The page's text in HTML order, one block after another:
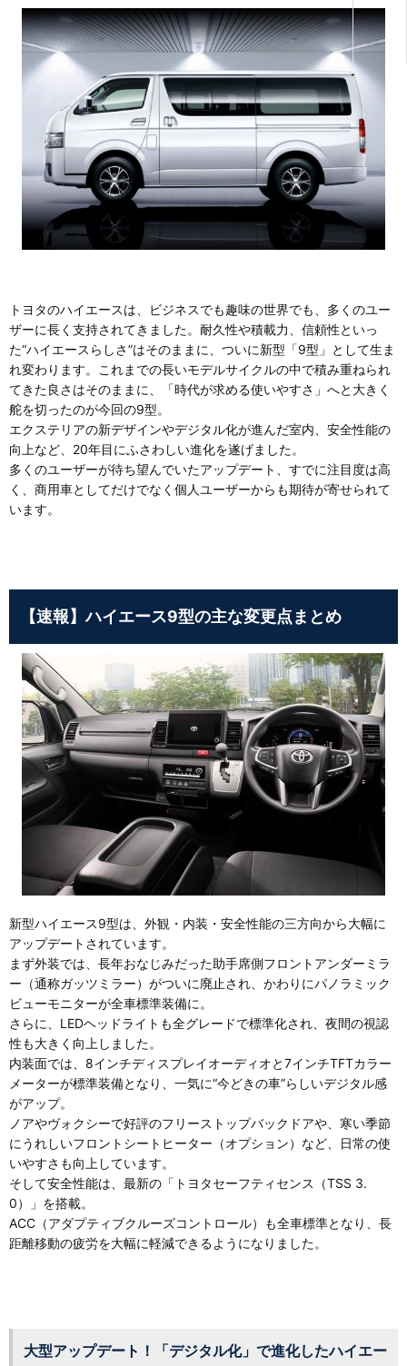
トヨタのハイエースは、ビジネスでも趣味の世界でも、多くのユー
ザーに長く支持されてきました。耐久性や積載力、信頼性といっ
た“ハイエースらしさ”はそのままに、ついに新型「9型」として生ま
れ変わります。これまでの長いモデルサイクルの中で積み重ねられ
てきた良さはそのままに、「時代が求める使いやすさ」へと大きく
舵を切ったのが今回の9型。
エクステリアの新デザインやデジタル化が進んだ室内、安全性能の
向上など、20年目にふさわしい進化を遂げました。
多くのユーザーが待ち望んでいたアップデート、すでに注目度は高
く、商用車としてだけでなく個人ユーザーからも期待が寄せられて
います。
【速報】ハイエース9型の主な変更点まとめ
新型ハイエース9型は、外観・内装・安全性能の三方向から大幅に
アップデートされています。
まず外装では、長年おなじみだった助手席側フロントアンダーミラ
ー（通称ガッツミラー）がついに廃止され、かわりにパノラミック
ビューモニターが全車標準装備に。
さらに、LEDヘッドライトも全グレードで標準化され、夜間の視認
性も大きく向上しました。
内装面では、8インチディスプレイオーディオと7インチTFTカラー
メーターが標準装備となり、一気に“今どきの車”らしいデジタル感
がアップ。
ノアやヴォクシーで好評のフリーストップバックドアや、寒い季節
にうれしいフロントシートヒーター（オプション）など、日常の使
いやすさも向上しています。
そして安全性能は、最新の「トヨタセーフティセンス（TSS 3.
0）」を搭載。
ACC（アダプティブクルーズコントロール）も全車標準となり、長
距離移動の疲労を大幅に軽減できるようになりました。
大型アップデート！「デジタル化」で進化したハイエー